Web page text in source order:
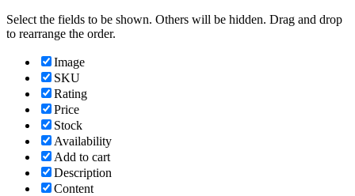
Select the fields to be shown. Others will be hidden. Drag and drop
to rearrange the order.
Image
SKU
Rating
Price
Stock
Availability
Add to cart
Description
Content